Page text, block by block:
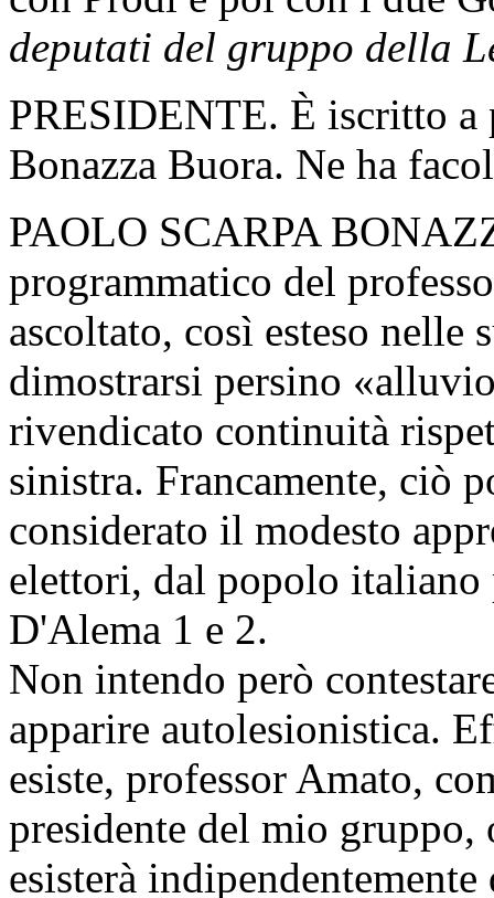
deputati del gruppo della
PRESIDENTE. È iscritto a
Bonazza Buora. Ne ha
PAOLO SCARPA
programmatico del
ascoltato, così esteso nelle
dimostrarsi persino
rivendicato continuità
sinistra. Francamente, ciò
considerato il modesto
elettori, dal popolo italiano
D'Alema 1 e 2.
Non intendo però
apparire autolesionistica.
esiste, professor Amato,
presidente del mio gruppo,
esisterà